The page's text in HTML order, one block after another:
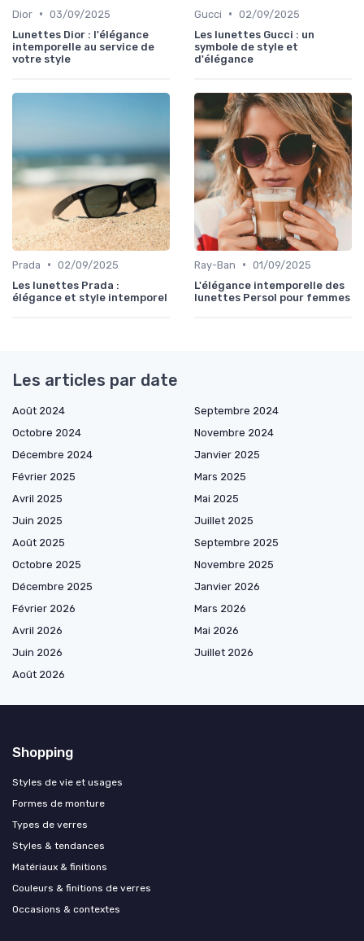
Dior • 03/09/2025
Lunettes Dior : l'élégance
intemporelle au service de
votre style
Gucci • 02/09/2025
Les lunettes Gucci : un
symbole de style et
d'élégance
Prada • 02/09/2025
Les lunettes Prada :
élégance et style intemporel
Ray-Ban • 01/09/2025
L'élégance intemporelle des
lunettes Persol pour femmes
Les articles par date
Août 2024
Septembre 2024
Octobre 2024
Novembre 2024
Décembre 2024
Janvier 2025
Février 2025
Mars 2025
Avril 2025
Mai 2025
Juin 2025
Juillet 2025
Août 2025
Septembre 2025
Octobre 2025
Novembre 2025
Décembre 2025
Janvier 2026
Février 2026
Mars 2026
Avril 2026
Mai 2026
Juin 2026
Juillet 2026
Août 2026
Shopping
Styles de vie et usages
Formes de monture
Types de verres
Styles & tendances
Matériaux & finitions
Couleurs & finitions de verres
Occasions & contextes